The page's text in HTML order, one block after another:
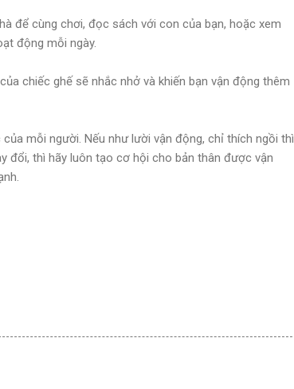
để cùng chơi, đọc sách với con của bạn, hoặc xem
động mỗi ngày.
chiếc ghế sẽ nhắc nhở và khiến bạn vận động thêm
mỗi người. Nếu như lười vận động, chỉ thích ngồi thì
đổi, thì hãy luôn tạo cơ hội cho bản thân được vận